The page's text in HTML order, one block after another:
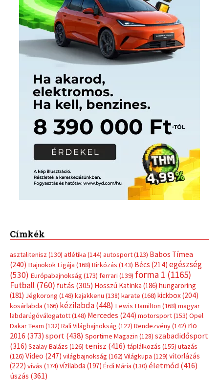
Címkék
asztalitenisz (130) atlétika (144) autosport(123) Babos Tímea
(240) Bajnokok Ligája (168) Birkózás (143) Bécs (214) egészség
(530) Európabajnokság (173) ferrari (139) forma 1 (1165)
Futball (760) futás (305) Hosszú Katinka (186) hungaroring
(181) Jégkorong (148) kajakkenu (138) karate (168) kickbox(204)
kosárlabda (166) kézilabda(448) Lewis Hamilton (168) magyar
labdarúgóválogatott(148) Mercedes (244) motorsport(153) Opel
Dakar Team (132) Rali Világbajnokság (122) Rendezvény(142) rio
2016 (373) sport(438) Sportime Magazin (128) szabadidősport
(316) Szalay Balázs (126) tenisz (416) táplálkozás (155) utazás
(126) Video (247) világbajnokság (162) Világkupa (129) vitorlázás
(222) vívás (174) vízilabda (197) Érdi Mária (130) életmód(416)
úszás (361)